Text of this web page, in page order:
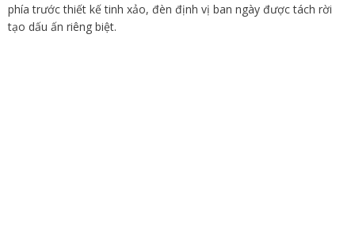
phía trước thiết kế tinh xảo, đèn định vị ban ngày được tách rời
tạo dấu ấn riêng biệt.